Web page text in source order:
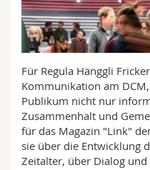
Math.-Nat. und Med.
Interfakultär
Mitarbeitende
Doktorierende
Webmail
MyUnifr
Für Regula Hänggli
Kommunikation am
Publikum nicht nur
Zusammenhalt und
für das Magazin "Link"
sie über die Entwicklung
Zeitalter, über Dialog und